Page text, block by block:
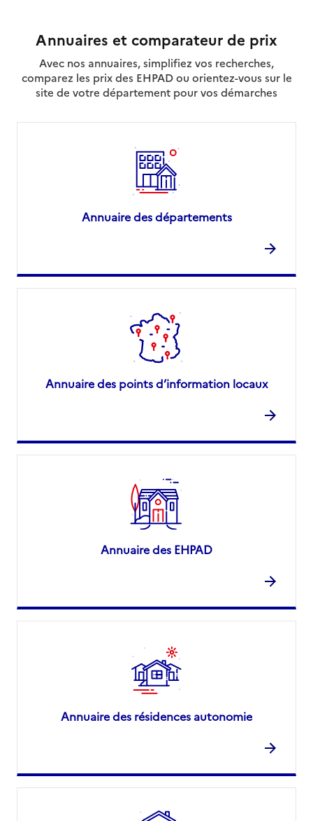
Annuaires et comparateur de prix
Avec nos annuaires, simplifiez vos recherches,
comparez les prix des EHPAD ou orientez-vous sur le
site de votre département pour vos démarches
Annuaire des départements
Annuaire des points d’information locaux
Annuaire des EHPAD
Annuaire des résidences autonomie